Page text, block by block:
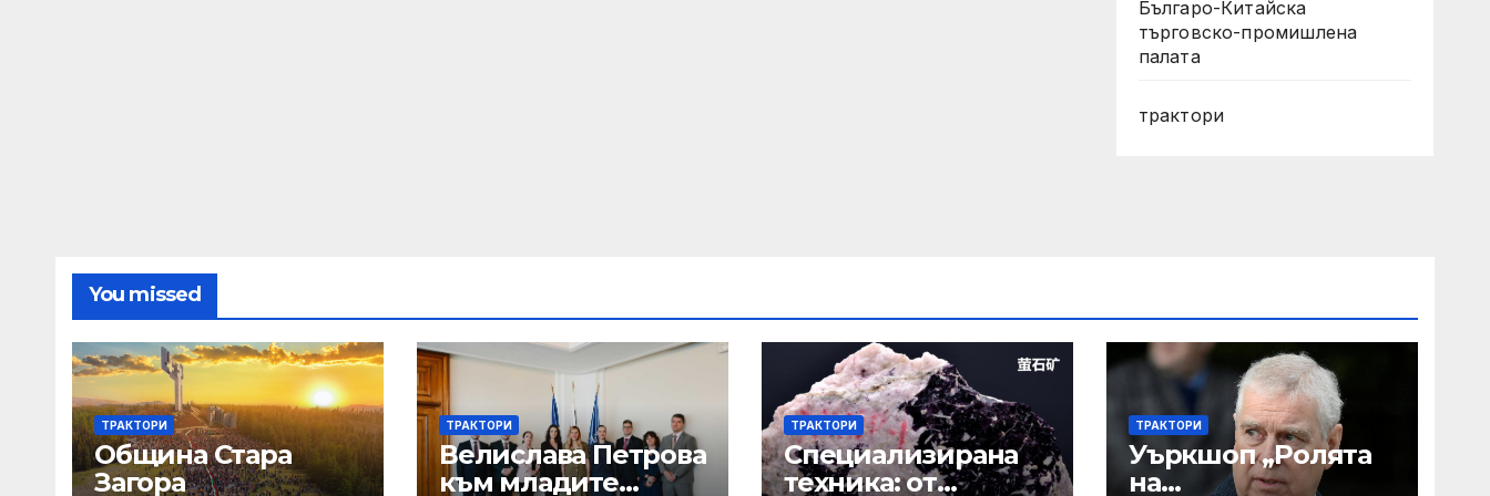
Българо-Китайска
търговско-промишлена
палата
трактори
You missed
ТРАКТОРИ
Община Стара
Загора
ТРАКТОРИ
Велислава Петрова
към младите
ТРАКТОРИ
Специализирана
техника: от
ТРАКТОРИ
Уъркшоп „Ролята
на